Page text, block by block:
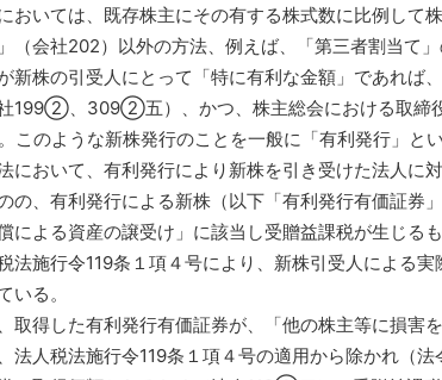
おいては、既存株主にその有する株式数に比例して
（会社202）以外の方法、例えば、「第三者割当て
新株の引受人にとって「特に有利な金額」であれば
199②、309②五）、かつ、株主総会における取締
のような新株発行のことを一般に「有利発行」とい
において、有利発行により新株を引き受けた法人に
の、有利発行による新株（以下「有利発行有価証券
による資産の譲受け」に該当し受贈益課税が生じる
法施行令119条１項４号により、新株引受人による
いる。
取得した有利発行有価証券が、「他の株主等に損害
法人税法施行令119条１項４号の適用から除かれ（